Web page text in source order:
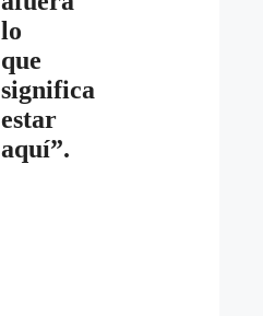
lo
que
significa
estar
aquí”.